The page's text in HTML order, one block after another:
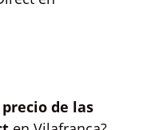
de las